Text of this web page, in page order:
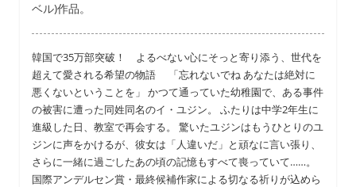
ベル)作品。
韓国で35万部突破！ よるべない心にそっと寄り添う、世代を
超えて愛される希望の物語 「忘れないでね あなたは絶対に
悪くないということを」 かつて通っていた幼稚園で、ある事件
の被害に遭った同姓同名のイ・ユジン。 ふたりは中学2年生に
進級した日、教室で再会する。 驚いたユジンはもうひとりのユ
ジンに声をかけるが、彼女は「人違いだ」と頑なに言い張り、
さらに一緒に過ごしたあの頃の記憶もすべて喪っていて……。
国際アンデルセン賞・最終候補作家による切なる祈りが込めら